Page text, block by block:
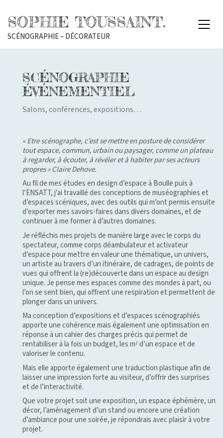
SOPHIE TOUSSAINT.
SCÉNOGRAPHIE – DÉCORATEUR
SCÉNOGRAPHIE
ÉVÉNEMENTIEL
Salons, conférences, expositions…
« Etre scénographe, c’est se mettre en posture de considérer
tout espace, commun, urbain ou paysager, comme un plateau
à regarder, à écouter, à révéler et à habiter par ses acteurs
propres » Claire Dehove.
Au fil de mes études en design d’espace à Boulle puis à
l’ENSATT, j’ai travaillé des conceptions de muséographies et
d’espaces scéniques, avec des outils qui m’ont permis ensuite
d’exporter mes savoirs-faires dans divers domaines, et de
continuer à me former à d’autres domaines.
Je réfléchis mes projets de manière large avec le corps du
spectateur, comme corps déambulateur et activateur
d’espace pour mettre en valeur une thématique, un univers,
un artiste au travers d’un itinéraire, de cadrages, de points de
vues qui offrent la (re)découverte dans un espace au design
unique. Je pense mes espaces comme des mondes à part, ou
l’on se sent bien, qui offrent une respiration et permettent de
plonger dans un univers.
Ma conception d’expositions et d’espaces scénographiés
apporte une cohérence mais également une optimisation en
réponse à un cahier des charges précis qui permet de
rentabiliser à la fois un budget, les m² d’un espace et de
valoriser le contenu.
Mais elle apporte également une traduction plastique afin de
laisser une impression forte au visiteur, d’offrir des surprises
et de l’interactivité.
Que votre projet soit une exposition, un espace éphémère, un
décor, l’aménagement d’un stand ou encore une création
d’ambiance pour une soirée, je répondrais avec plaisir à votre
projet.